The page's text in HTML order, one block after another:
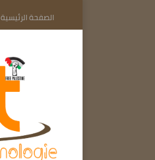
الصفحة الرئيسية